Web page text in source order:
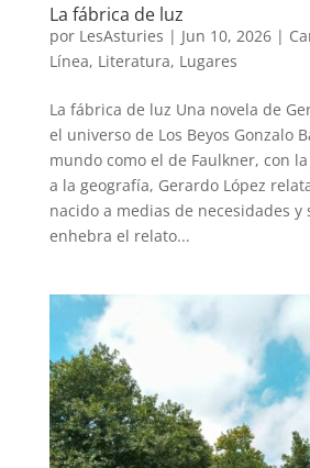
La fábrica de luz
por LesAsturies | Jun 10, 2026|
Línea, Literatura, Lugares
La fábrica de luz Una novela de
el universo de Los Beyos Gonzalo
mundo como el de Faulkner, con
a la geografía, Gerardo López
nacido a medias de necesidades y
enhebra el relato...